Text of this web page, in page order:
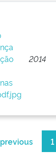
2014
previous 1